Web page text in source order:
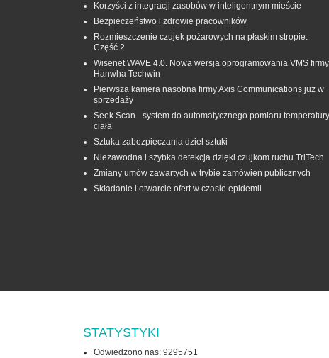
Korzyści z integracji zasobów w inteligentnym mieście
Bezpieczeństwo i zdrowie pracowników
Rozmieszczenie czujek pożarowych na płaskim stropie.
Część 2
Wisenet WAVE 4.0. Nowa wersja oprogramowania VMS firmy
Hanwha Techwin
Pierwsza kamera nasobna firmy Axis Communications już w
sprzedaży
Seek Scan - system do automatycznego pomiaru temperatury
ciała
Sztuka zabezpieczania dzieł sztuki
Niezawodna i szybka detekcja dzięki czujkom ruchu TriTech
Zmiany umów zawartych w trybie zamówień publicznych
Składanie i otwarcie ofert w czasie epidemii
STATYSTYKI
Odwiedzono nas: 9295751